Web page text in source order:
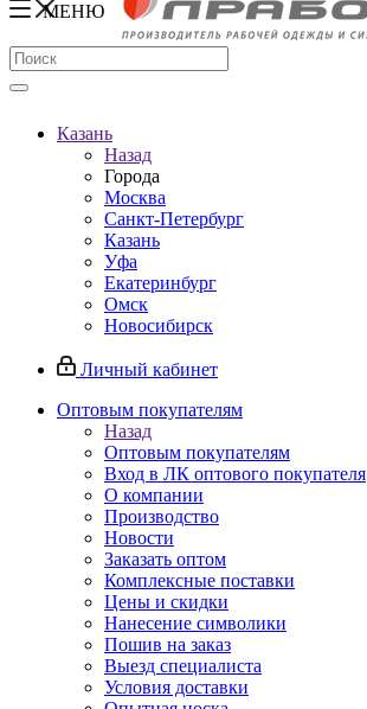
МЕНЮ
Казань
Назад
Города
Москва
Санкт-Петербург
Казань
Уфа
Екатеринбург
Омск
Новосибирск
Личный кабинет
Оптовым покупателям
Назад
Оптовым покупателям
Вход в ЛК оптового покупателя
О компании
Производство
Новости
Заказать оптом
Комплексные поставки
Цены и скидки
Нанесение символики
Пошив на заказ
Выезд специалиста
Условия доставки